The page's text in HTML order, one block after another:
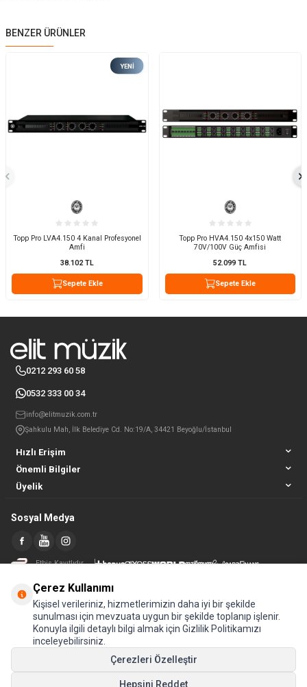
BENZER ÜRÜNLER
YENI
Topp Pro LVA4.150 4 Kanal Profesyonel
Amfi
38.102TL
Sepete Ekle
Topp Pro HVA4.150 4x150 Watt
70V/100V Güç Amfisi
52.099TL
Sepete Ekle
Hızlı Erişim
Önemli Bilgiler
Üyelik
0212 293 60 58
0532 333 00 34
info@elitmuzik.com.tr
Şahkulu Mah, İlk Belediye Cd. No:19/A, 34421 Beyoğlu/İstanbul
Sosyal Medya
Etbis Kayıtlıdır
Çerez Kullanımı
Kişisel verileriniz, hizmetlerimizin daha iyi bir şekilde
sunulması için mevzuata uygun bir şekilde toplanıp işlenir.
Konuyla ilgili detaylı bilgi almak için Gizlilik Politikamızı
inceleyebilirsiniz.
Çerezleri Özelleştir
Hepsini Reddet